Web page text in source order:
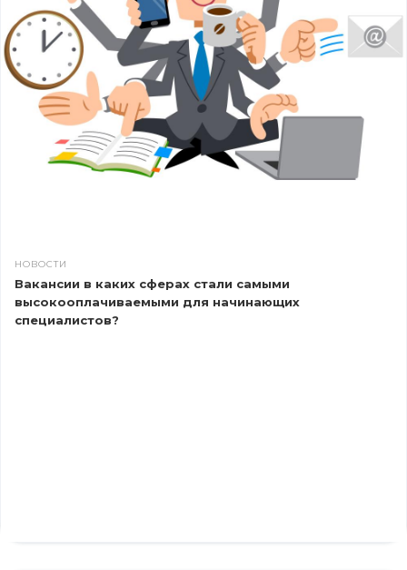
НОВОСТИ
Вакансии в каких сферах стали самыми
высокооплачиваемыми для начинающих
специалистов?